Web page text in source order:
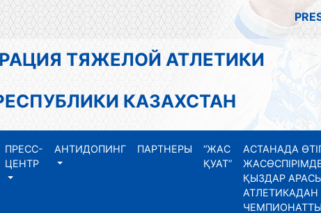
ТЯЖЕЛОЙ АТЛЕТИКИ
КАЗАХСТАН
ПРЕСС-
ЦЕНТР
АНТИДОПИНГ ПАРТНЕРЫ
“ЖАС
ҚУАТ”
АСТАНАДА
ҚЫЗДАР